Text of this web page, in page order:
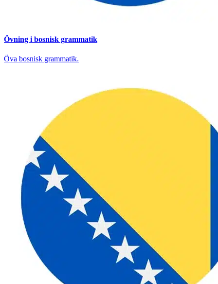
Övning i bosnisk grammatik
Öva bosnisk grammatik.